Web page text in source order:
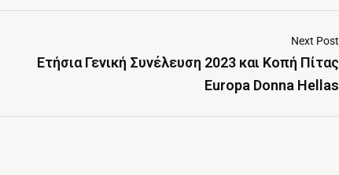
Next Post
Ετήσια Γενική Συνέλευση 2023 και Κοπή Πίτας
Europa Donna Hellas